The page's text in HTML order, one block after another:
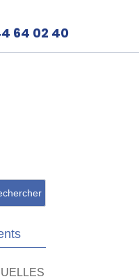
64 02 40